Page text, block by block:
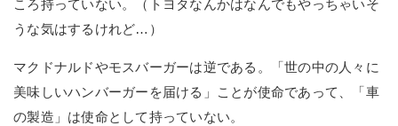
ころ持っていない。（トヨタなんかはなんでもやっちゃいそ
うな気はするけれど…）
マクドナルドやモスバーガーは逆である。「世の中の人々に
美味しいハンバーガーを届ける」ことが使命であって、「車
の製造」は使命として持っていない。